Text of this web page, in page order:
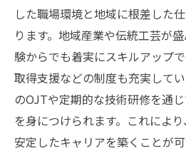
地域と共に歩む職人の
地元密着で職人として
未経験から職人を目指す静
未経験者が静岡市で職
職人としてゼロから始
未経験でも安心な職人
した職場環境と地域に根差した
ります。地域産業や伝統工芸が
験からでも着実にスキルアップ
取得支援などの制度も充実して
のOJTや定期的な技術研修を通
を身につけられます。これによ
安定したキャリアを築くことが可